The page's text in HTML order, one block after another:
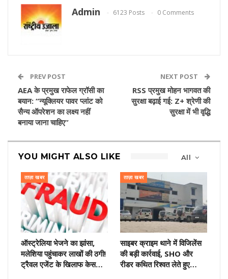
Admin 6123 Posts 0 Comments
PREV POST
AEA के प्रमुख राफेल ग्रॉसी का
बयान: “न्यूक्लियर पावर प्लांट को
सैन्य ऑपरेशन का लक्ष्य नहीं
बनाया जाना चाहिए”
NEXT POST
RSS प्रमुख मोहन भागवत की
सुरक्षा बढ़ाई गई: Z+ श्रेणी की
सुरक्षा में भी वृद्धि
All
YOU MIGHT ALSO LIKE
ताज़ा खबर
ऑस्ट्रेलिया भेजने का झांसा,
मलेशिया पहुंचाकर लाखों की ठगी!
ट्रैवल एजेंट के खिलाफ केस…
ताज़ा खबर
साइबर क्राइम थाने में विजिलेंस
की बड़ी कार्रवाई, SHO और
रीडर कथित रिश्वत लेते हुए…